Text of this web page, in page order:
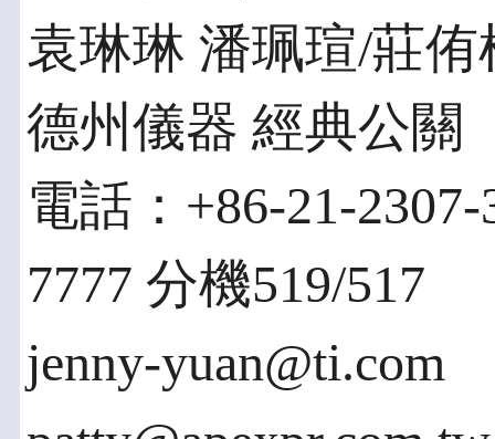
袁琳琳 潘珮瑄/莊侑
德州儀器 經典公關
電話：+86-21-
7777 分機519/517
jenny-yuan@ti.com